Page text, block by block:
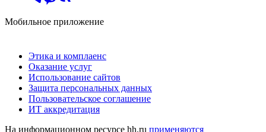
Мобильное приложение
Этика и комплаенс
Оказание услуг
Использование сайтов
Защита персональных данных
Пользовательское соглашение
ИТ аккредитация
На информационном ресурсе hh.ru применяются